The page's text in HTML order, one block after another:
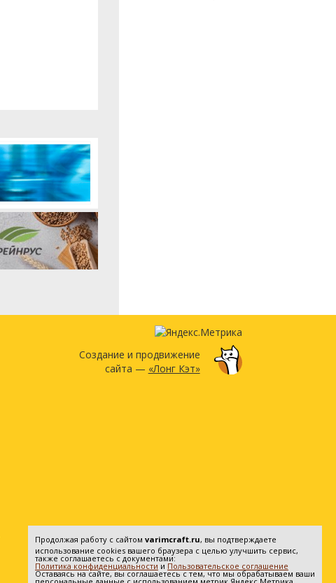
Создание и продвижение
сайта — «Лонг Кэт»
Продолжая работу с сайтом varimcraft.ru, вы подтверждаете
использование cookies вашего браузера с целью улучшить сервис,
также соглашаетесь с документами:
Политика конфиденциальности и Пользовательское соглашение
Оставаясь на сайте, вы соглашаетесь с тем, что мы обрабатываем ваши